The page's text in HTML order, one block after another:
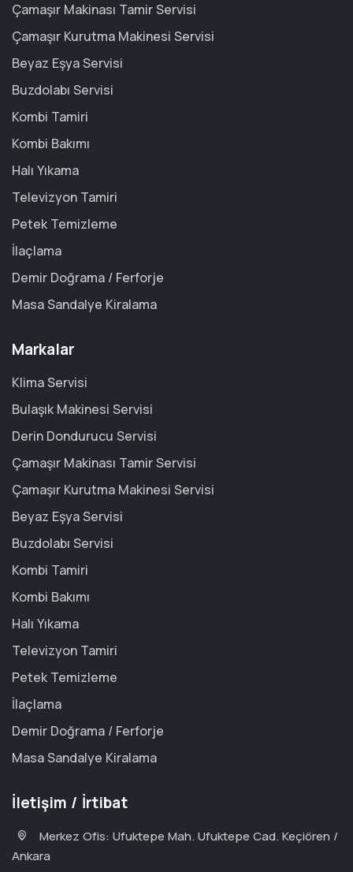
Çamaşır Makinası Tamir Servisi
Çamaşır Kurutma Makinesi Servisi
Beyaz Eşya Servisi
Buzdolabı Servisi
Kombi Tamiri
Kombi Bakımı
Halı Yıkama
Televizyon Tamiri
Petek Temizleme
İlaçlama
Demir Doğrama / Ferforje
Masa Sandalye Kiralama
Markalar
Klima Servisi
Bulaşık Makinesi Servisi
Derin Dondurucu Servisi
Çamaşır Makinası Tamir Servisi
Çamaşır Kurutma Makinesi Servisi
Beyaz Eşya Servisi
Buzdolabı Servisi
Kombi Tamiri
Kombi Bakımı
Halı Yıkama
Televizyon Tamiri
Petek Temizleme
İlaçlama
Demir Doğrama / Ferforje
Masa Sandalye Kiralama
İletişim / İrtibat
Merkez Ofis: Ufuktepe Mah. Ufuktepe Cad. Keçiören /
Ankara